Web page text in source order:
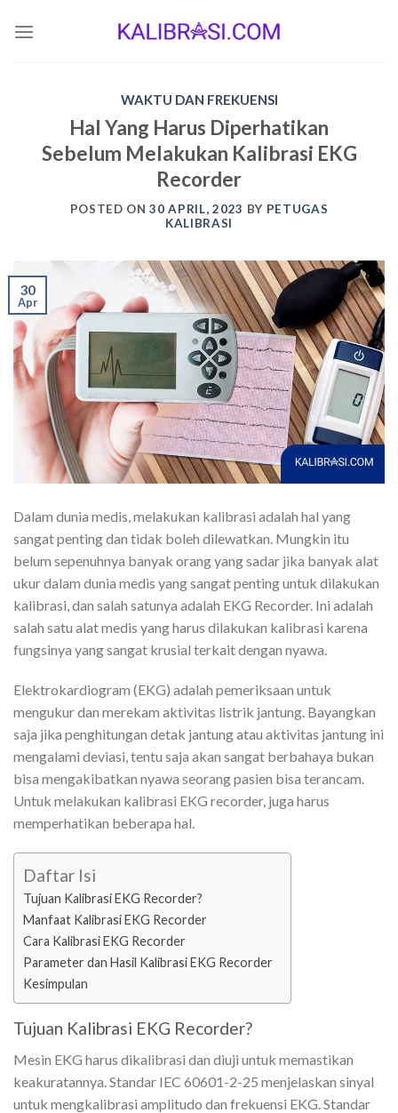
WAKTU DAN FREKUENSI
Hal Yang Harus Diperhatikan
Sebelum Melakukan Kalibrasi EKG
Recorder
POSTED ON30 APRIL, 2023 BY PETUGAS
KALIBRASI
30
Apr
Dalam dunia medis, melakukan kalibrasi adalah hal yang
sangat penting dan tidak boleh dilewatkan. Mungkin itu
belum sepenuhnya banyak orang yang sadar jika banyak alat
ukur dalam dunia medis yang sangat penting untuk dilakukan
kalibrasi, dan salah satunya adalah EKG Recorder. Ini adalah
salah satu alat medis yang harus dilakukan kalibrasi karena
fungsinya yang sangat krusial terkait dengan nyawa.
Elektrokardiogram (EKG) adalah pemeriksaan untuk
mengukur dan merekam aktivitas listrik jantung. Bayangkan
saja jika penghitungan detak jantung atau aktivitas jantung ini
mengalami deviasi, tentu saja akan sangat berbahaya bukan
bisa mengakibatkan nyawa seorang pasien bisa terancam.
Untuk melakukan kalibrasi EKG recorder, juga harus
memperhatikan beberapa hal.
Daftar Isi
Tujuan Kalibrasi EKG Recorder?
Manfaat Kalibrasi EKG Recorder
Cara Kalibrasi EKG Recorder
Parameter dan Hasil Kalibrasi EKG Recorder
Kesimpulan
Tujuan Kalibrasi EKG Recorder?
Mesin EKG harus dikalibrasi dan diuji untuk memastikan
keakuratannya. Standar IEC 60601-2-25 menjelaskan sinyal
untuk mengkalibrasi amplitudo dan frekuensi EKG. Standar